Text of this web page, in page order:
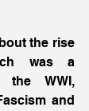
was a
the WWI,
and